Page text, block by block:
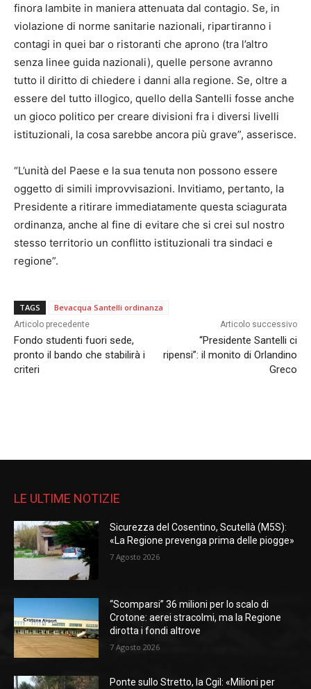
finora lambite in maniera attenuata dal contagio. Se, in
violazione di norme sanitarie nazionali, ripartiranno i
contagi in quei bar o ristoranti che aprono (tra l’altro
senza linee guida nazionali), quelle persone avranno
tutto il diritto di chiedere i danni alla regione. Se, oltre a
essere del tutto illogico, quello della Santelli fosse anche
un gioco politico per creare divisioni fra i diversi livelli
istituzionali, la cosa sarebbe ancora più grave”, asserisce.
“L’unità del Paese e la sua tenuta non possono essere
oggetto di simili improvvisazioni. Invitiamo, pertanto, la
Presidente a ritirare immediatamente questa sciagurata
ordinanza, anche al fine di evitare che si crei sul nostro
stesso territorio un conflitto istituzionali tra sindaci e
regione”.
TAGS Bevacqua Santelli ordinanza
Articolo precedente
Fondo studenti fuori sede,
pronto il bando che stabilirà i
criteri
Articolo successivo
“Presidente Santelli ci
ripensi”: il monito di Orlandino
Greco
LE ULTIME NOTIZIE
Sicurezza del Cosentino, Scutellà (M5S):
«La Regione prevenga prima delle piogge»
7 Agosto 2026
“Scomparsi” 36 milioni per lo scalo di
Crotone: aerei stracolmi, ma la Regione
dirotta i fondi altrove
7 Agosto 2026
Ponte sullo Stretto, la Cgil: «Milioni per